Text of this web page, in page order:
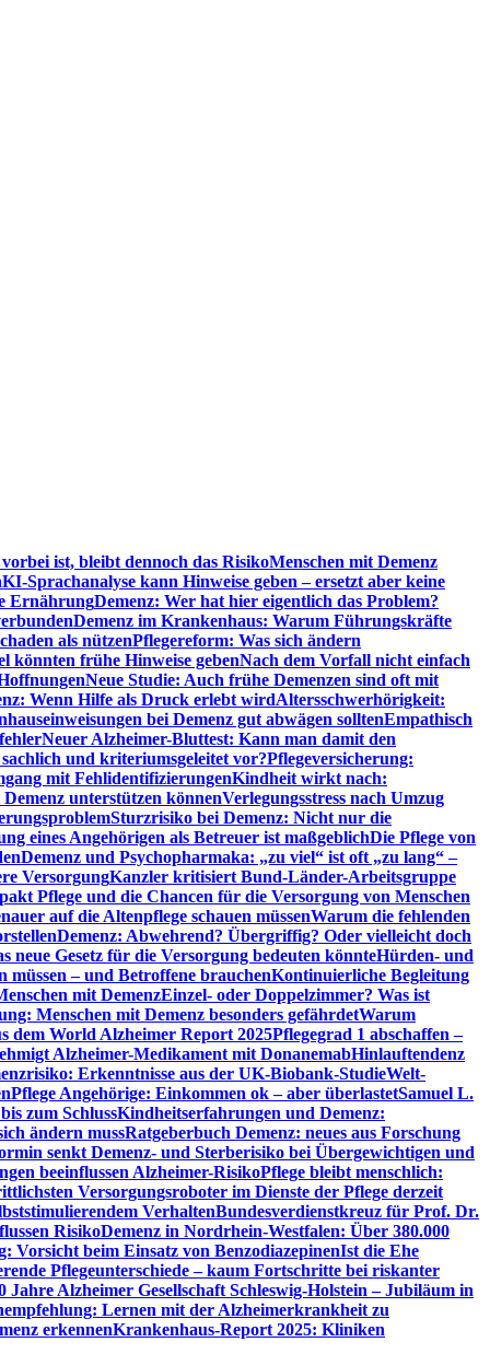
ist, bleibt dennoch das RisikoMenschen mit Demenz
KI-Sprachanalyse kann Hinweise geben – ersetzt aber keine
ErnährungDemenz: Wer hat hier eigentlich das Problem?
Demenz im Krankenhaus: Warum Führungskräfte
als nützenPflegereform: Was sich ändern
könnten frühe Hinweise gebenNach dem Vorfall nicht einfach
Neue Studie: Auch frühe Demenzen sind oft mit
Wenn Hilfe als Druck erlebt wirdAltersschwerhörigkeit:
bei Demenz gut abwägen solltenEmpathisch
Neuer Alzheimer-Bluttest: Kann man damit den
und kriteriumsgeleitet vor?Pflegeversicherung:
mit FehlidentifizierungenKindheit wirkt nach:
unterstützen könnenVerlegungsstress nach Umzug
Sturzrisiko bei Demenz: Nicht nur die
eines Angehörigen als Betreuer ist maßgeblichDie Pflege von
Demenz und Psychopharmaka: „zu viel“ ist oft „zu lang“ –
VersorgungKanzler kritisiert Bund-Länder-Arbeitsgruppe
Pflege und die Chancen für die Versorgung von Menschen
auf die Altenpflege schauen müssenWarum die fehlenden
Demenz: Abwehrend? Übergriffig? Oder vielleicht doch
neue Gesetz für die Versorgung bedeuten könnteHürden- und
– und Betroffene brauchenKontinuierliche Begleitung
mit DemenzEinzel- oder Doppelzimmer? Was ist
Menschen mit Demenz besonders gefährdetWarum
dem World Alzheimer Report 2025Pflegegrad 1 abschaffen –
Alzheimer-Medikament mit DonanemabHinlauftendenz
Erkenntnisse aus der UK-Biobank-StudieWelt-
Pflege Angehörige: Einkommen ok – aber überlastetSamuel L.
zum SchlussKindheitserfahrungen und Demenz:
ändern mussRatgeberbuch Demenz: neues aus Forschung
senkt Demenz- und Sterberisiko bei Übergewichtigen und
beeinflussen Alzheimer-RisikoPflege bleibt menschlich:
Versorgungsroboter im Dienste der Pflege derzeit
VerhaltenBundesverdienstkreuz für Prof. Dr.
RisikoDemenz in Nordrhein-Westfalen: Über 380.000
Vorsicht beim Einsatz von BenzodiazepinenIst die Ehe
Pflegeunterschiede – kaum Fortschritte bei riskanter
Jahre Alzheimer Gesellschaft Schleswig-Holstein – Jubiläum in
Lernen mit der Alzheimerkrankheit zu
erkennenKrankenhaus-Report 2025: Kliniken